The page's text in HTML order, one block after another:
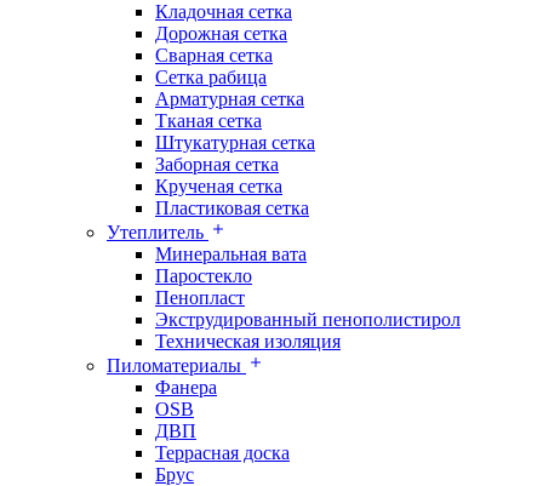
Кладочная сетка
Дорожная сетка
Сварная сетка
Сетка рабица
Арматурная сетка
Тканая сетка
Штукатурная сетка
Заборная сетка
Крученая сетка
Пластиковая сетка
Утеплитель
Минеральная вата
Паростекло
Пенопласт
Экструдированный пенополистирол
Техническая изоляция
Пиломатериалы
Фанера
OSB
ДВП
Террасная доска
Брус